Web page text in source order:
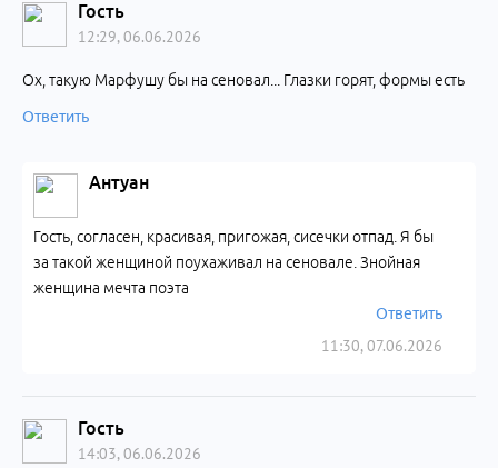
Гость
12:29, 06.06.2026
Ох, такую Марфушу бы на сеновал... Глазки горят, формы есть
Ответить
Антуан
11:30, 07.06.2026
Гость, согласен, красивая, пригожая, сисечки отпад. Я бы
за такой женщиной поухаживал на сеновале. Знойная
женщина мечта поэта
Ответить
Гость
14:03, 06.06.2026